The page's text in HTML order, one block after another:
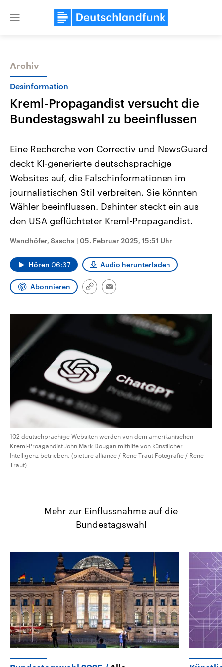
Close
Themen
USA
Aktuelle Beiträge, Analysen und
Hintergründe
Wirtschaftlich und militärisch
gehören die Vereinigten Staaten zu
den mächtigsten Ländern der Erde,
mit großem Einfluss auf das
aktuelle Weltgeschehen.
Nahostkonflikt
Aktuelle Lage und
Der Überfall der
Terrororganisation Hamas
Oktober 2023 auf Israel
Region wieder die Gewalt
Israel möchte die Hamas
Diese wird wie die
Libanon vom Iran
Archiv
Desinformation
Kreml-Propagandist versucht die
Bundestagswahl zu beeinflussen
Eine Recherche von Correctiv und NewsGuard
deckt KI-generierte deutschsprachige
Websites auf, die Falschinformationen im
journalistischen Stil verbreiten. Sie könnten
Wähler beeinflussen. Dahinter steckt ein aus
den USA geflüchteter Kreml-Propagandist.
Wandhöfer, Sascha | 05. Februar 2025, 15:51 Uhr
Hören 06:37 Audio herunterladen
Abonnieren
Link
Email
102 deutschprachige Websiten werden von dem amerikanischen
Kreml-Proagandist John Mark Dougan mithilfe von künstlicher
Intelligenz betrieben. (picture alliance / Rene Traut Fotografie / Rene
Traut)
Mehr zur Einflussnahme auf die
Bundestagswahl